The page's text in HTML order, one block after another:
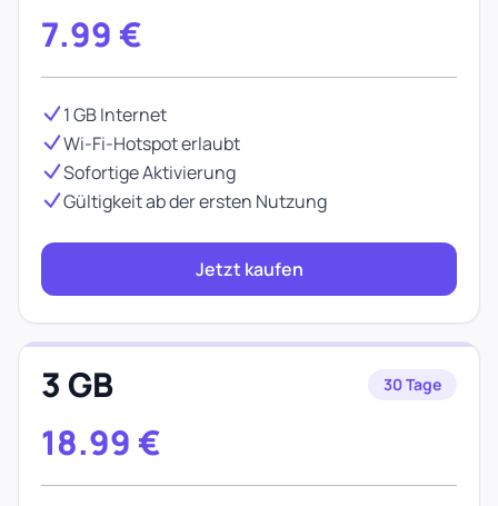
7.99 €
1 GB Internet
Wi-Fi-Hotspot erlaubt
Sofortige Aktivierung
Gültigkeit ab der ersten Nutzung
Jetzt kaufen
3 GB 30 Tage
18.99 €